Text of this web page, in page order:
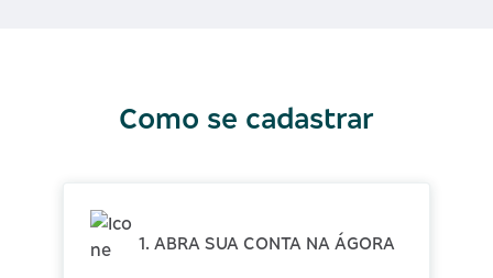
Como se cadastrar
1. ABRA SUA CONTA NA ÁGORA